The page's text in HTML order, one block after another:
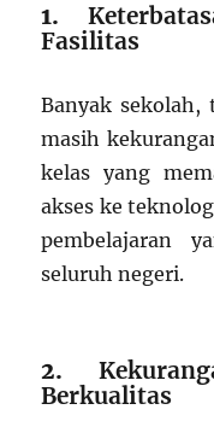
1.
Fasilitas
Banyak sekolah,
masih
kelas yang
akses ke
pembelajaran
seluruh negeri.
2.
Berkualitas